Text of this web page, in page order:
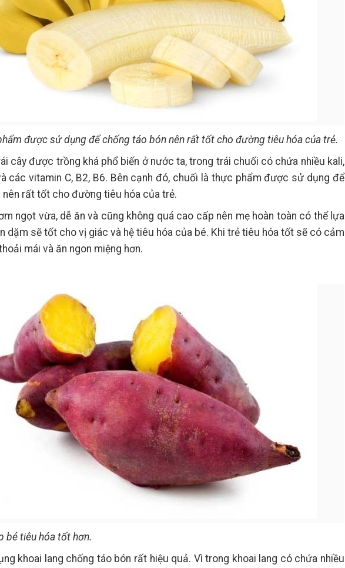
được sử dụng để chống táo bón nên rất tốt cho đường tiêu hóa của trẻ.
cây được trồng khá phổ biến ở nước ta, trong trái chuối có chứa nhiều kali,
các vitamin C, B2, B6. Bên cạnh đó, chuối là thực phẩm được sử dụng để
nên rất tốt cho đường tiêu hóa của trẻ.
ngọt vừa, dễ ăn và cũng không quá cao cấp nên mẹ hoàn toàn có thể lựa
dặm sẽ tốt cho vị giác và hệ tiêu hóa của bé. Khi trẻ tiêu hóa tốt sẽ có cảm
mái và ăn ngon miệng hơn.
bé tiêu hóa tốt hơn.
khoai lang chống táo bón rất hiệu quả. Vì trong khoai lang có chứa nhiều